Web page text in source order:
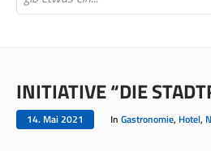
INITIATIVE “DIE
14. Mai 2021 In Gastronomie, Hotel,